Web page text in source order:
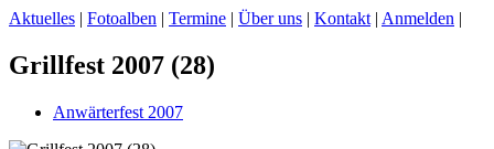
Aktuelles | Fotoalben | Termine | Über uns | Kontakt | Anmelden |
Grillfest 2007 (28)
Anwärterfest 2007